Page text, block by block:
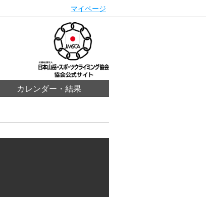
マイページ
カレンダー・結果